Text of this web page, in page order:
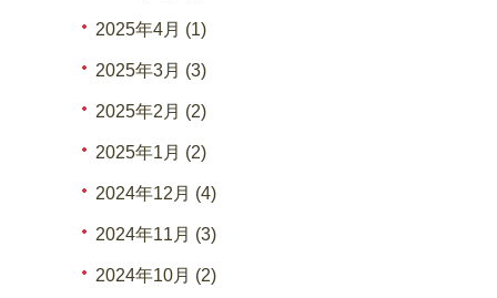
2025年4月 (1)
2025年3月 (3)
2025年2月 (2)
2025年1月 (2)
2024年12月 (4)
2024年11月 (3)
2024年10月 (2)